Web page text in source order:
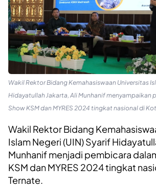
Wakil Rektor Bidang Kemahasiswaan Universitas
Hidayatullah Jakarta, Ali Munhanif menyampaikan
Show KSM dan MYRES 2024 tingkat nasional di
Wakil Rektor Bidang
Islam Negeri (UIN) Syarif
Munhanif menjadi pembicara
KSM dan MYRES 2024 tingkat
Ternate.